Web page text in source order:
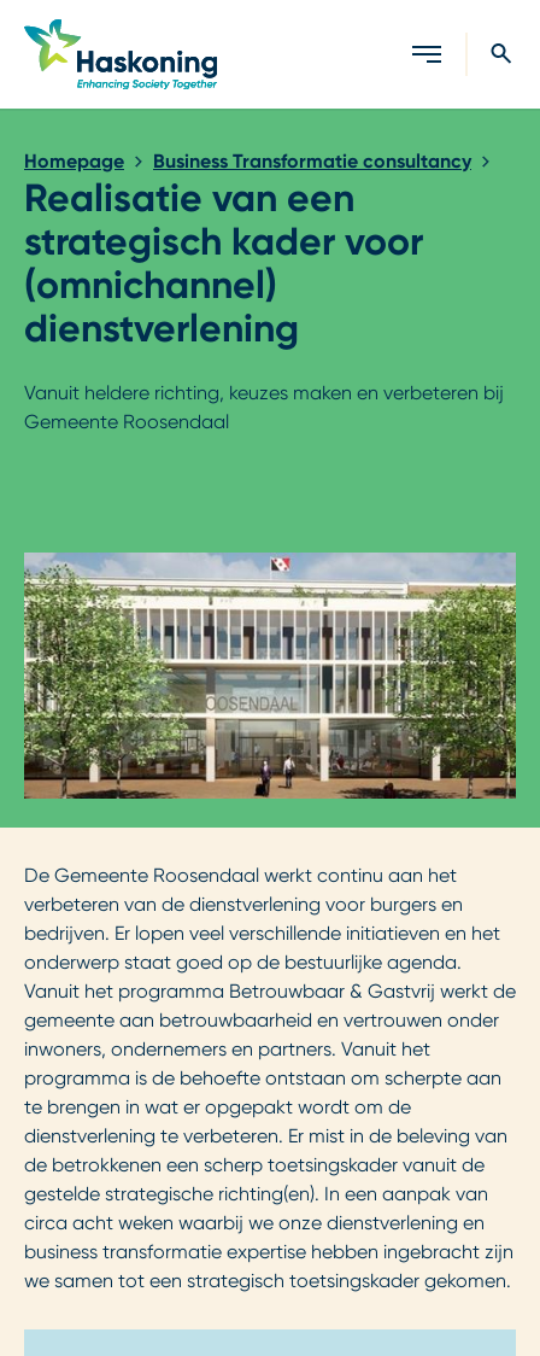
Sluiten
Homepage Business Transformatie consultancy
Realisatie van een
strategisch kader voor
(omnichannel)
dienstverlening
Vanuit heldere richting, keuzes maken en verbeteren bij
Gemeente Roosendaal
De Gemeente Roosendaal werkt continu aan het
verbeteren van de dienstverlening voor burgers en
bedrijven. Er lopen veel verschillende initiatieven en het
onderwerp staat goed op de bestuurlijke agenda.
Vanuit het programma Betrouwbaar & Gastvrij werkt de
gemeente aan betrouwbaarheid en vertrouwen onder
inwoners, ondernemers en partners. Vanuit het
programma is de behoefte ontstaan om scherpte aan
te brengen in wat er opgepakt wordt om de
dienstverlening te verbeteren. Er mist in de beleving van
de betrokkenen een scherp toetsingskader vanuit de
gestelde strategische richting(en). In een aanpak van
circa acht weken waarbij we onze dienstverlening en
business transformatie expertise hebben ingebracht zijn
we samen tot een strategisch toetsingskader gekomen.